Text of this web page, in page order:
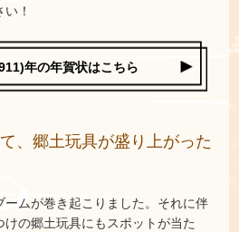
！
年の年賀状はこちら
、郷土玩具が盛り上がった
ームが巻き起こりました。それに伴
の郷土玩具にもスポットが当た